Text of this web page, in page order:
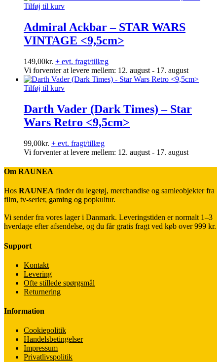
Tilføj til kurv
Admiral Ackbar – STAR WARS
VINTAGE <9,5cm>
149,00kr. + evt. fragt/tillæg
Vi forventer at levere mellem: 12. august - 17. august
Tilføj til kurv
Darth Vader (Dark Times) – Star
Wars Retro <9,5cm>
99,00kr. + evt. fragt/tillæg
Vi forventer at levere mellem: 12. august - 17. august
Om RAUNEA
Hos RAUNEA finder du legetøj, merchandise og samleobjekter fra
film, tv-serier, gaming og popkultur.
Vi sender fra vores lager i Danmark. Leveringstiden er normalt 1–3
hverdage efter afsendelse, og du får gratis fragt ved køb over 999 kr.
Support
Kontakt
Levering
Ofte stillede spørgsmål
Returnering
Information
Cookiepolitik
Handelsbetingelser
Impressum
Privatlivspolitik